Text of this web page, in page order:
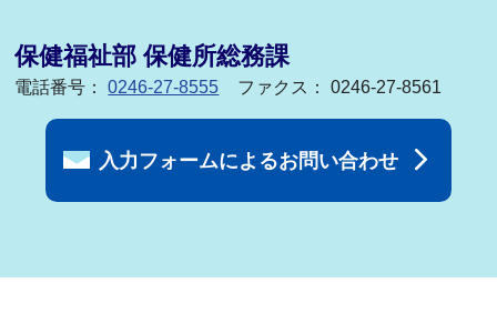
保健福祉部 保健所総務課
電話番号：0246-27-8555 ファクス： 0246-27-8561
入力フォームによるお問い合わせ